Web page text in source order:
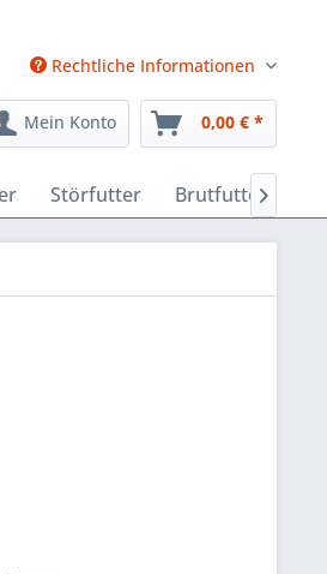
Rechtliche Informationen
Mein Konto 0,00 € *
Störfutter Brutfutter
